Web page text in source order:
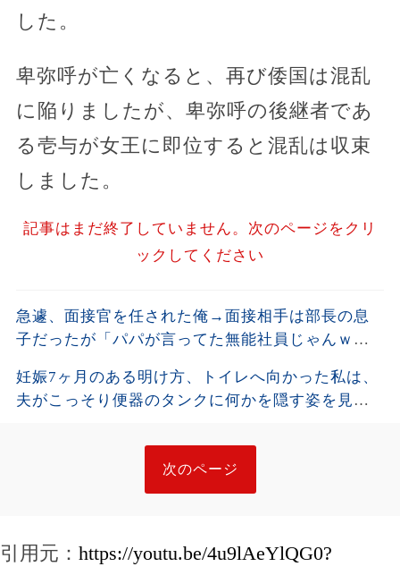
した。
卑弥呼が亡くなると、再び倭国は混乱
に陥りましたが、卑弥呼の後継者であ
る壱与が女王に即位すると混乱は収束
しました。
記事はまだ終了していません。次のページをクリ
ックしてください
急遽、面接官を任された俺→面接相手は部長の息
子だったが「パパが言ってた無能社員じゃんｗ」
妊娠7ヶ月のある明け方、トイレへ向かった私は、
夫がこっそり便器のタンクに何かを隠す姿を見て
は声も出せず凍りついた――
次のページ
引用元： https://youtu.be/4u9lAeYlQG0?